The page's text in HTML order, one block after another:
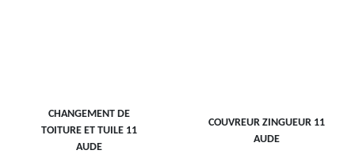
CHANGEMENT DE
TOITURE ET TUILE 11
AUDE
COUVREUR ZINGUEUR 11
AUDE